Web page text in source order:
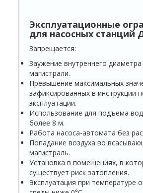
Эксплуатационные
для насосных станций
Запрещается:
Заужение внутреннего
магистрали.
Превышение максимальных
зафиксированных в инструкции
эксплуатации.
Использование для подъема
более 8 м.
Работа насоса-автомата без
Попадание воздуха во
магистраль.
Установка в помещениях, в
существует риск затопления.
Эксплуатация при температуре